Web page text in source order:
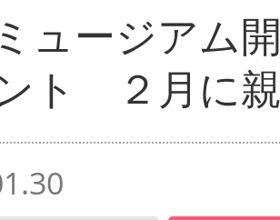
ュージアム
ト ２月に